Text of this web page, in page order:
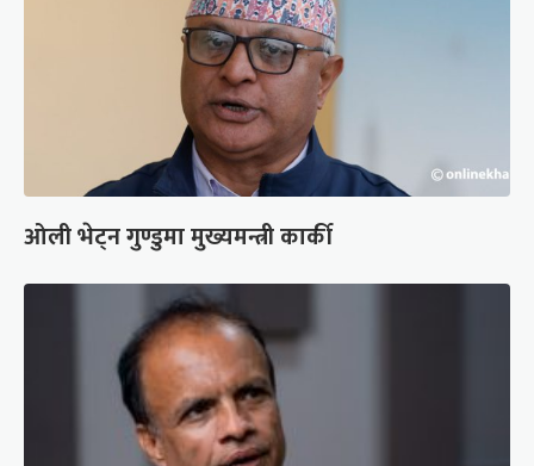
ओली भेट्न गुण्डुमा मुख्यमन्त्री कार्की